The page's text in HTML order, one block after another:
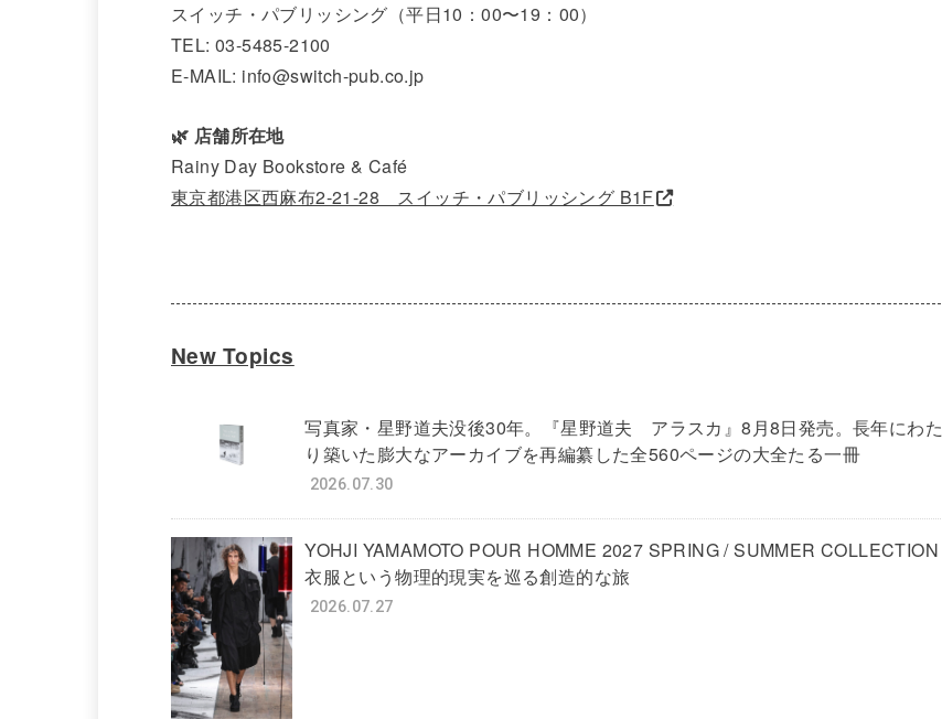
スイッチ・パブリッシング（平日10：00〜19：00）
TEL: 03-5485-2100
E-MAIL: info@switch-pub.co.jp
🌿 店舗所在地
Rainy Day Bookstore & Café
東京都港区西麻布2-21-28 スイッチ・パブリッシング B1F
New Topics
写真家・星野道夫没後30年。『星野道夫 アラスカ』8月8日発売。長年にわた
り築いた膨大なアーカイブを再編纂した全560ページの大全たる一冊
2026.07.30
YOHJI YAMAMOTO POUR HOMME 2027 SPRING / SUMMER COLLECTION
衣服という物理的現実を巡る創造的な旅
2026.07.27